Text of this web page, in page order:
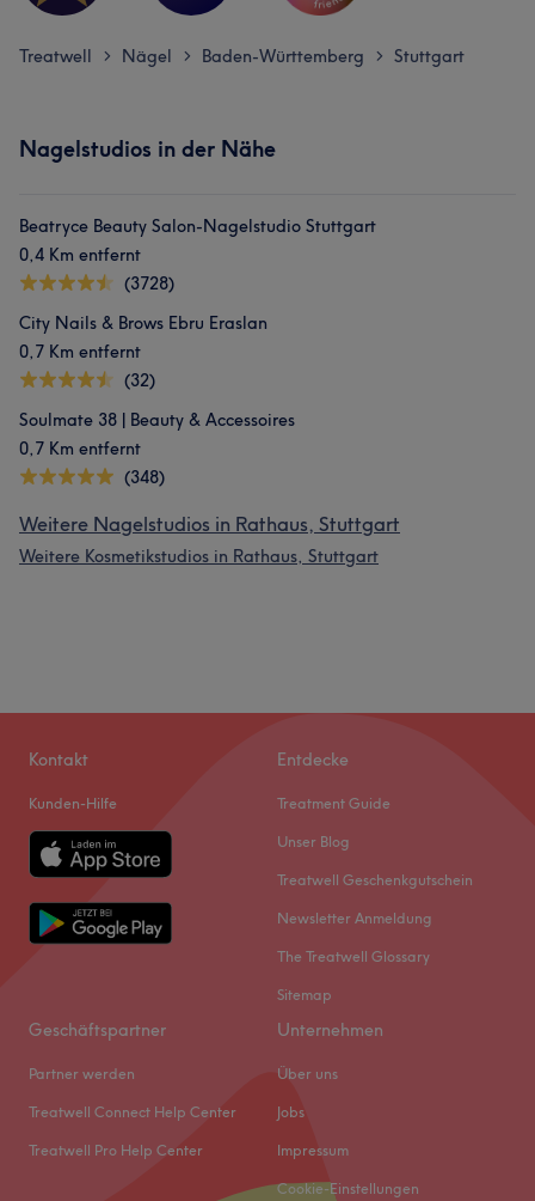
Treatwell > Nägel > Baden-Württemberg > Stuttgart
Nagelstudios in der Nähe
Beatryce Beauty Salon-Nagelstudio Stuttgart
0,4 Km entfernt
(3728)
City ​​Nails & Brows Ebru Eraslan
0,7 Km entfernt
(32)
Soulmate 38 | Beauty & Accessoires
0,7 Km entfernt
(348)
Weitere Nagelstudios in Rathaus, Stuttgart
Weitere Kosmetikstudios in Rathaus, Stuttgart
Kontakt
Kunden-Hilfe
Entdecke
Treatment Guide
Unser Blog
Treatwell Geschenkgutschein
Newsletter Anmeldung
The Treatwell Glossary
Sitemap
Geschäftspartner
Partner werden
Treatwell Connect Help Center
Treatwell Pro Help Center
Unternehmen
Über uns
Jobs
Impressum
Cookie-Einstellungen